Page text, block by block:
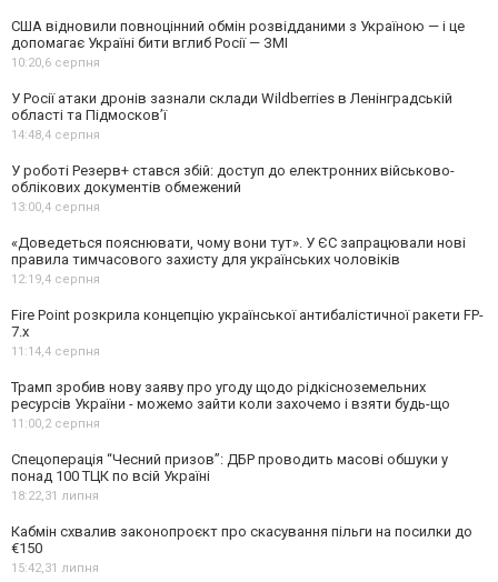
США відновили повноцінний обмін розвідданими з Україною — і це
допомагає Україні бити вглиб Росії — ЗМІ
10:20,6 серпня
У Росії атаки дронів зазнали склади Wildberries в Ленінградській
області та Підмосков’ї
14:48,4 серпня
У роботі Резерв+ стався збій: доступ до електронних військово-
облікових документів обмежений
13:00,4 серпня
«Доведеться пояснювати, чому вони тут». У ЄС запрацювали нові
правила тимчасового захисту для українських чоловіків
12:19,4 серпня
Fire Point розкрила концепцію української антибалістичної ракети FP-
7.x
11:14,4 серпня
Трамп зробив нову заяву про угоду щодо рідкісноземельних
ресурсів України - можемо зайти коли захочемо і взяти будь-що
11:00,2 серпня
Спецоперація “Чесний призов”: ДБР проводить масові обшуки у
понад 100 ТЦК по всій Україні
18:22,31 липня
Кабмін схвалив законопроєкт про скасування пільги на посилки до
€150
15:42,31 липня